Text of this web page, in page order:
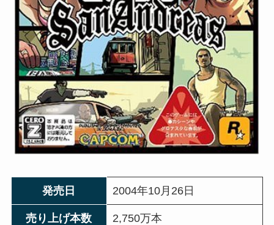
発売日 2004年10月26日
売り上げ本数 2,750万本